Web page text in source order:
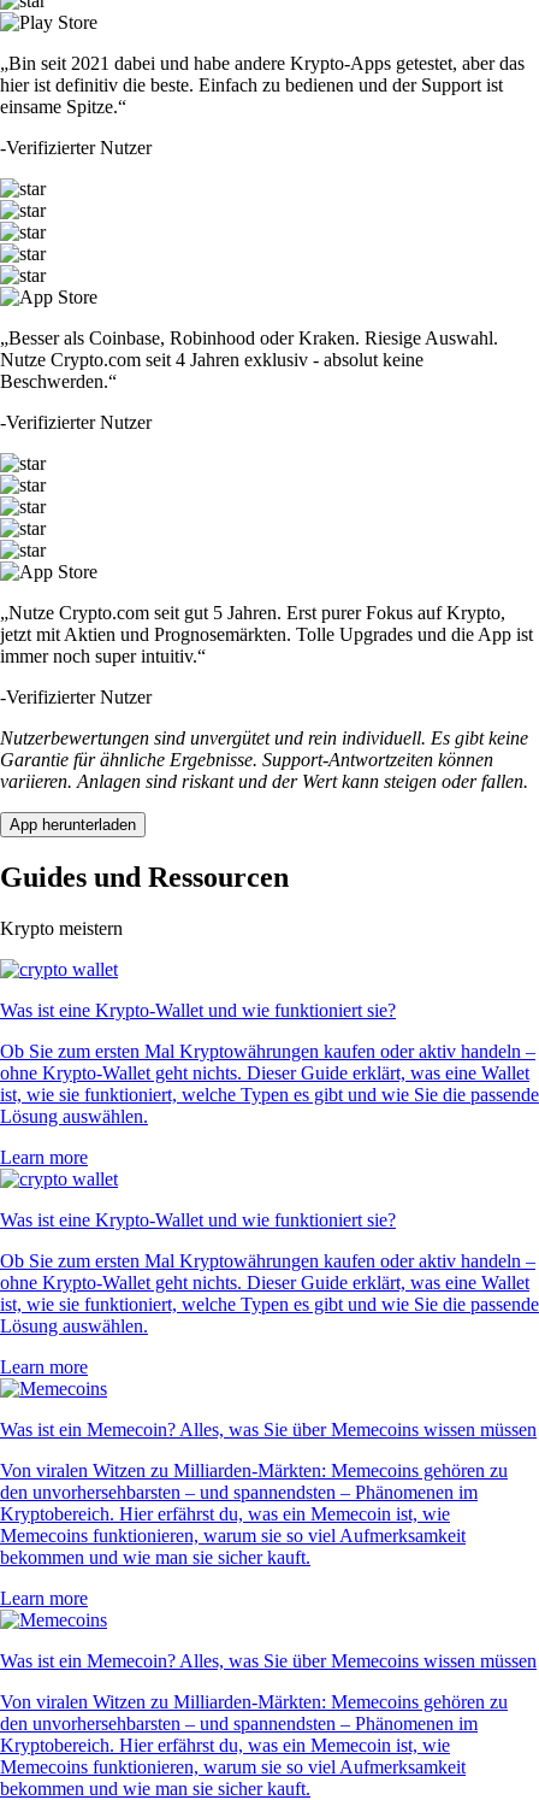
„Bin seit 2021 dabei und habe andere Krypto-Apps getestet, aber das
hier ist definitiv die beste. Einfach zu bedienen und der Support ist
einsame Spitze.“
-Verifizierter Nutzer
„Besser als Coinbase, Robinhood oder Kraken. Riesige Auswahl.
Nutze Crypto.com seit 4 Jahren exklusiv - absolut keine
Beschwerden.“
-Verifizierter Nutzer
„Nutze Crypto.com seit gut 5 Jahren. Erst purer Fokus auf Krypto,
jetzt mit Aktien und Prognosemärkten. Tolle Upgrades und die App ist
immer noch super intuitiv.“
-Verifizierter Nutzer
Nutzerbewertungen sind unvergütet und rein individuell. Es gibt keine
Garantie für ähnliche Ergebnisse. Support-Antwortzeiten können
variieren. Anlagen sind riskant und der Wert kann steigen oder fallen.
App herunterladen
Guides und Ressourcen
Krypto meistern
Was ist eine Krypto-Wallet und wie funktioniert sie?
Ob Sie zum ersten Mal Kryptowährungen kaufen oder aktiv handeln –
ohne Krypto-Wallet geht nichts. Dieser Guide erklärt, was eine Wallet
ist, wie sie funktioniert, welche Typen es gibt und wie Sie die passende
Lösung auswählen.
Learn more
Was ist eine Krypto-Wallet und wie funktioniert sie?
Ob Sie zum ersten Mal Kryptowährungen kaufen oder aktiv handeln –
ohne Krypto-Wallet geht nichts. Dieser Guide erklärt, was eine Wallet
ist, wie sie funktioniert, welche Typen es gibt und wie Sie die passende
Lösung auswählen.
Learn more
Was ist ein Memecoin? Alles, was Sie über Memecoins wissen müssen
Von viralen Witzen zu Milliarden-Märkten: Memecoins gehören zu
den unvorhersehbarsten – und spannendsten – Phänomenen im
Kryptobereich. Hier erfährst du, was ein Memecoin ist, wie
Memecoins funktionieren, warum sie so viel Aufmerksamkeit
bekommen und wie man sie sicher kauft.
Learn more
Was ist ein Memecoin? Alles, was Sie über Memecoins wissen müssen
Von viralen Witzen zu Milliarden-Märkten: Memecoins gehören zu
den unvorhersehbarsten – und spannendsten – Phänomenen im
Kryptobereich. Hier erfährst du, was ein Memecoin ist, wie
Memecoins funktionieren, warum sie so viel Aufmerksamkeit
bekommen und wie man sie sicher kauft.